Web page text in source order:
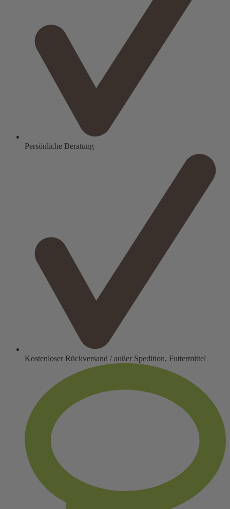
Persönliche Beratung
Kostenloser Rückversand / außer Spedition, Futtermittel